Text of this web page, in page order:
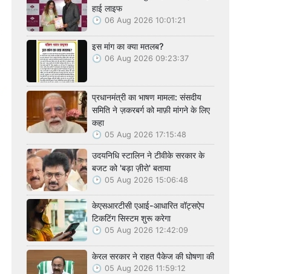
हाई लाइफ
06 Aug 2026 10:01:21
इस मांग का क्या मतलब?
06 Aug 2026 09:23:37
प्रधानमंत्री का भाषण मामला: संसदीय
समिति ने ज़करबर्ग को माफ़ी मांगने के लिए
कहा
05 Aug 2026 17:15:48
उदयनिधि स्टालिन ने टीवीके सरकार के
बजट को 'बड़ा ज़ीरो' बताया
05 Aug 2026 15:06:48
केएसआरटीसी एआई-आधारित वॉट्सऐप
टिकटिंग सिस्टम शुरू करेगा
05 Aug 2026 12:42:09
केरल सरकार ने राहत पैकेज की घोषणा की
05 Aug 2026 11:59:12